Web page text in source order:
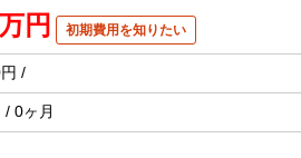
円 初期費用を知りたい
/
/ 0ヶ月